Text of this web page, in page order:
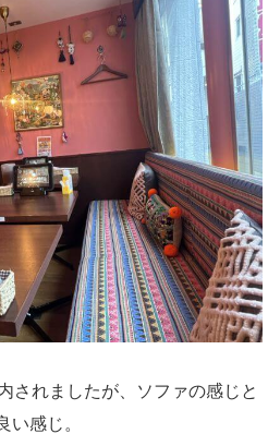
されましたが、ソファの感じと
い感じ。